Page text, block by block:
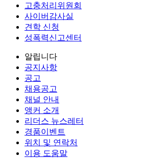
고충처리위원회
사이버감사실
견학 신청
성폭력신고센터
알립니다
공지사항
공고
채용공고
채널 안내
앵커 소개
리더스 뉴스레터
경품이벤트
위치 및 연락처
이용 도움말